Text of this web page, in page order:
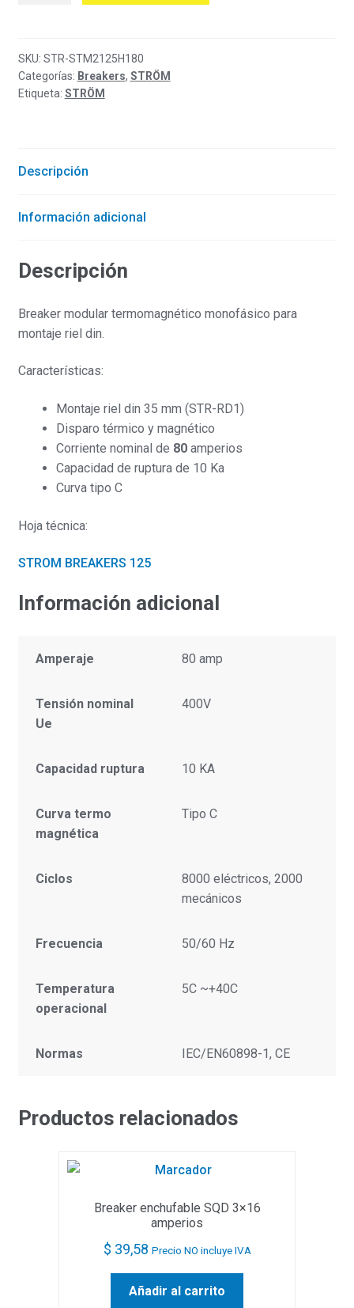
80
amperios
10KA
cantidad
SKU: STR-STM2125H180
Categorías: Breakers, STRÖM
Etiqueta: STRÖM
Descripción
Información adicional
Descripción
Breaker modular termomagnético monofásico para
montaje riel din.
Características:
Montaje riel din 35 mm (STR-RD1)
Disparo térmico y magnético
Corriente nominal de 80amperios
Capacidad de ruptura de 10 Ka
Curva tipo C
Hoja técnica:
STROM BREAKERS 125
Información adicional
Amperaje 80 amp
Tensión nominal
Ue
400V
Capacidad ruptura 10 KA
Curva termo
magnética
Tipo C
Ciclos
8000 eléctricos, 2000
mecánicos
Frecuencia 50/60 Hz
Temperatura
operacional
5C ~+40C
Normas IEC/EN60898-1, CE
Productos relacionados
Breaker enchufable SQD 3×16
amperios
$ 39,58 Precio NO incluye IVA
Añadir al carrito